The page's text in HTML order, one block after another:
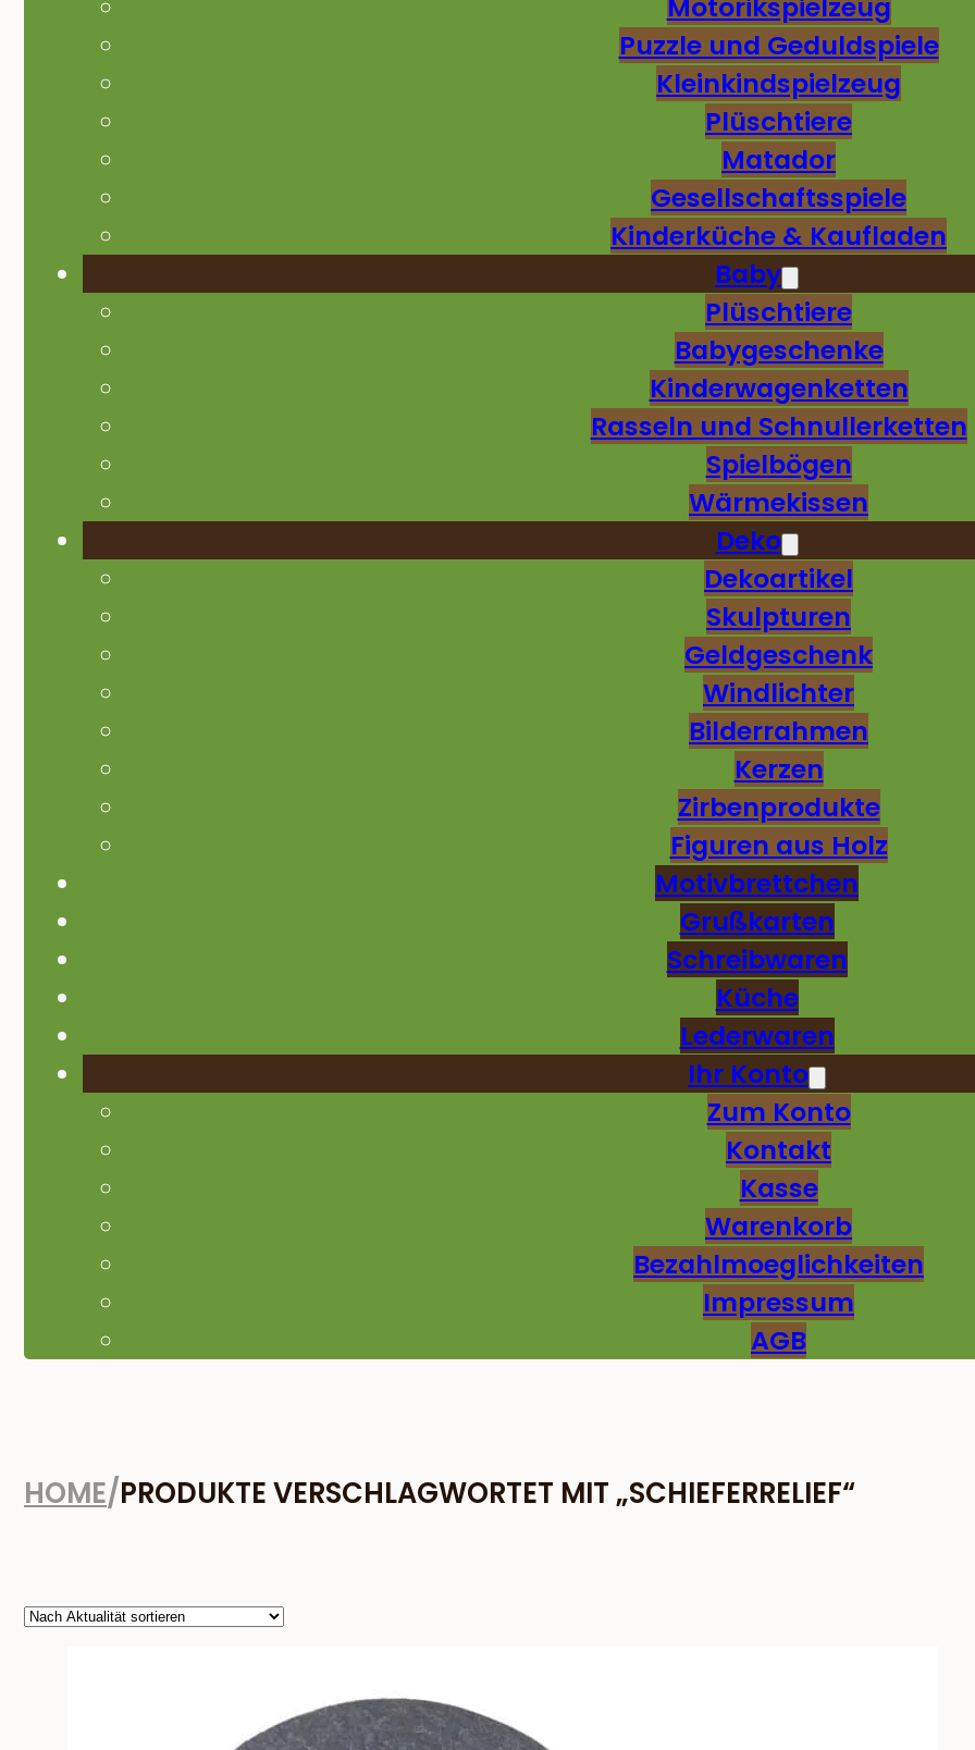
Puzzle und Geduldspiele
Kleinkindspielzeug
Plüschtiere
Matador
Gesellschaftsspiele
Kinderküche & Kaufladen
Baby
Plüschtiere
Babygeschenke
Kinderwagenketten
Rasseln und Schnullerketten
Spielbögen
Wärmekissen
Deko
Dekoartikel
Skulpturen
Geldgeschenk
Windlichter
Bilderrahmen
Kerzen
Zirbenprodukte
Figuren aus Holz
Motivbrettchen
Grußkarten
Schreibwaren
Küche
Lederwaren
Ihr Konto
Zum Konto
Kontakt
Kasse
Warenkorb
Bezahlmoeglichkeiten
Impressum
AGB
HOME/PRODUKTE VERSCHLAGWORTET MIT „SCHIEFERRELIEF“